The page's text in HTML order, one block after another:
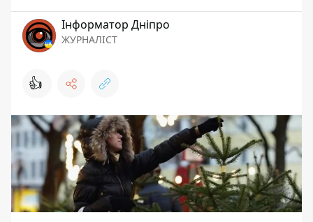
Інформатор Дніпро
ЖУРНАЛІСТ
👍